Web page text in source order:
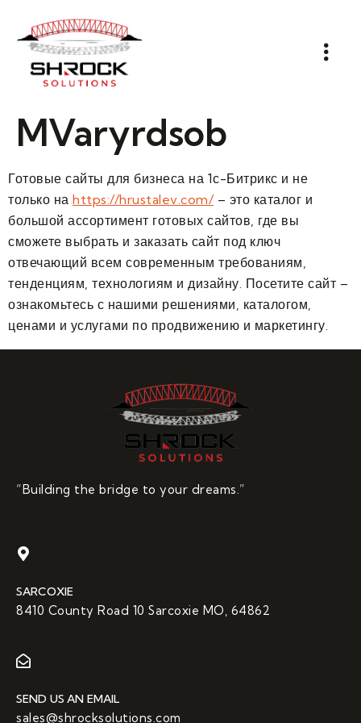
MVaryrdsob
Готовые сайты для бизнеса на 1с-Битрикс и не
только на https://hrustalev.com/– это каталог и
большой ассортимент готовых сайтов, где вы
сможете выбрать и заказать сайт под ключ
отвечающий всем современным требованиям,
тенденциям, технологиям и дизайну. Посетите сайт –
ознакомьтесь с нашими решениями, каталогом,
ценами и услугами по продвижению и маркетингу.
“Building the bridge to your dreams.”
SARCOXIE
8410 County Road 10 Sarcoxie MO, 64862
SEND US AN EMAIL
sales@shrocksolutions.com